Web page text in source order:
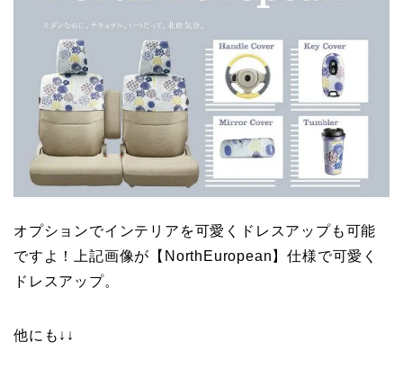
オプションでインテリアを可愛くドレスアップも可能
ですよ！上記画像が【NorthEuropean】仕様で可愛く
ドレスアップ。
他にも↓↓